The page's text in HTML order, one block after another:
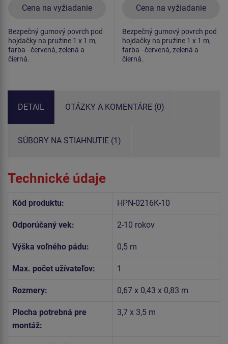
Cena na vyžiadanie
Bezpečný gumový povrch pod
hojdačky na pružine 1 x 1 m,
farba - červená, zelená a
čierná.
Cena na vyžiadanie
Bezpečný gumový povrch pod
hojdačky na pružine 1 x 1 m,
farba - červená, zelená a
čierná.
DETAIL OTÁZKY A KOMENTÁRE (0)
SÚBORY NA STIAHNUTIE (1)
Technické údaje
Kód produktu: HPN-0216K-10
Odporúčaný vek: 2-10 rokov
Výška voľného pádu: 0,5 m
Max. počet užívateľov: 1
Rozmery: 0,67 x 0,43 x 0,83 m
Plocha potrebná pre
montáž:
3,7 x 3,5 m